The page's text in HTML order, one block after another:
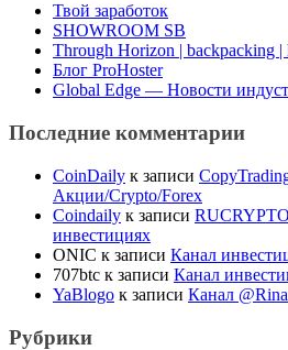
Твой заработок
SHOWROOM SB
Through Horizon | backpacking |
Блог ProHoster
Global Edge — Новости
Последние комментарии
CoinDaily к записи
Акции/Crypto/Forex
Coindaily к записи
инвестициях
ONIC к записи Канал
707btc к записи Канал
YaBlogo к записи Канал
Рубрики